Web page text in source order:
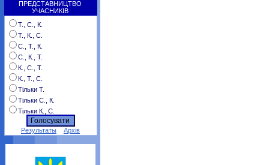
ПРЕДСТАВНИЦТВО
УЧАСНИКІВ
Т., С., К.
Т., К., С.
С., Т., К.
С., К., Т.
К., С., Т.
К., Т., С.
Тільки Т.
Тільки С., К.
Тільки К., С.
Результаты Архів